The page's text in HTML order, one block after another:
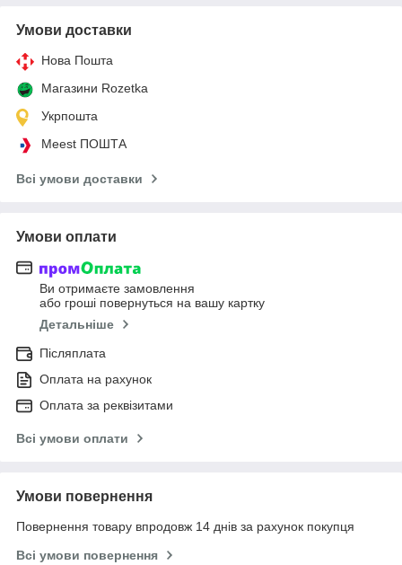
Умови доставки
Нова Пошта
Магазини Rozetka
Укрпошта
Meest ПОШТА
Всі умови доставки
Умови оплати
Ви отримаєте замовлення
або гроші повернуться на вашу картку
Детальніше
Післяплата
Оплата на рахунок
Оплата за реквізитами
Всі умови оплати
Умови повернення
Повернення товару впродовж 14 днів за рахунок покупця
Всі умови повернення